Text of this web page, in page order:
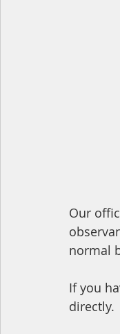
Our
normal
If you
directly.